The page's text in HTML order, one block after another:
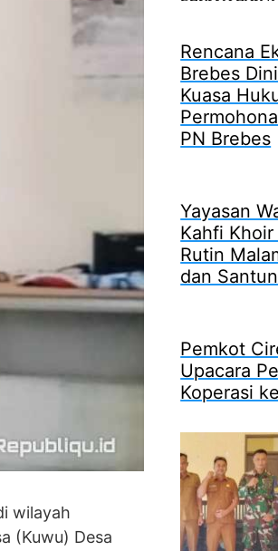
wilayah
(Kuwu) Desa
Rencana
Brebes
Kuasa
PN Brebes
Yayasan
Kahfi
Rutin
dan
Pemkot
Upacara
Koperasi